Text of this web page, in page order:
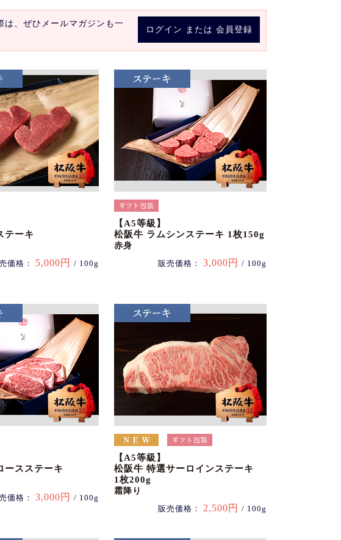
ログイン または 会員登録
は、ぜひメールマガジンも一
テーキ
価格： 5,000円 / 100g
【A5等級】
松阪牛 ラムシンステーキ 1枚150g
赤身
販売価格： 3,000円 / 100g
ースステーキ
価格： 3,000円 / 100g
【A5等級】
松阪牛 特選サーロインステーキ
1枚200g
霜降り
販売価格： 2,500円 / 100g